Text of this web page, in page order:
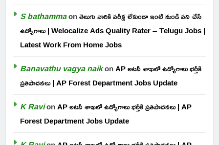
S bathammaonతెలుగు వారికి పరీక్ష లేకుండా ఇంటి నుండి పని చేసే
ఉద్యోగాలు | Welocalize Ads Quality Rater – Telugu Jobs |
Latest Work From Home Jobs
Banavathu vagya naikonAP అటవీ శాఖలో ఉద్యోగాలు భర్తీకి
ప్రతిపాదనలు | AP Forest Department Jobs Update
K RavionAP అటవీ శాఖలో ఉద్యోగాలు భర్తీకి ప్రతిపాదనలు | AP
Forest Department Jobs Update